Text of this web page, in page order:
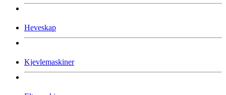
Heveskap
Kjevlemaskiner